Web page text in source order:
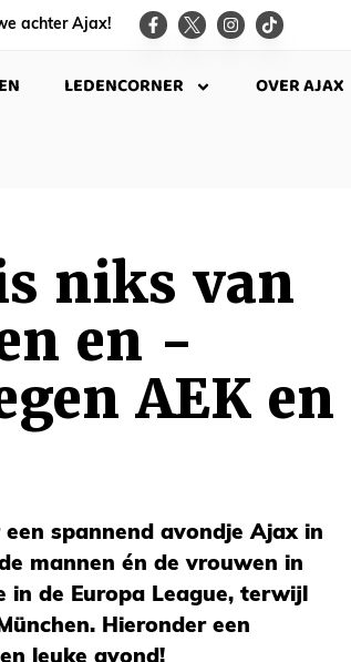
achter Ajax!
LEDENCORNER OVER AJAX
niks van
en -
AEK en
spannend avondje Ajax in
mannen én de vrouwen in
in de Europa League, terwijl
Hieronder een